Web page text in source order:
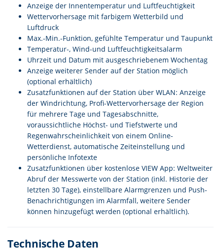
Anzeige der Innentemperatur und Luftfeuchtigkeit
Wettervorhersage mit farbigem Wetterbild und
Luftdruck
Max.-Min.-Funktion, gefühlte Temperatur und Taupunkt
Temperatur-, Wind-und Luftfeuchtigkeitsalarm
Uhrzeit und Datum mit ausgeschriebenem Wochentag
Anzeige weiterer Sender auf der Station möglich
(optional erhältlich)
Zusatzfunktionen auf der Station über WLAN: Anzeige
der Windrichtung, Profi-Wettervorhersage der Region
für mehrere Tage und Tagesabschnitte,
voraussichtliche Höchst- und Tiefstwerte und
Regenwahrscheinlichkeit von einem Online-
Wetterdienst, automatische Zeiteinstellung und
persönliche Infotexte
Zusatzfunktionen über kostenlose VIEW App: Weltweiter
Abruf der Messwerte von der Station (inkl. Historie der
letzten 30 Tage), einstellbare Alarmgrenzen und Push-
Benachrichtigungen im Alarmfall, weitere Sender
können hinzugefügt werden (optional erhältlich).
Technische Daten